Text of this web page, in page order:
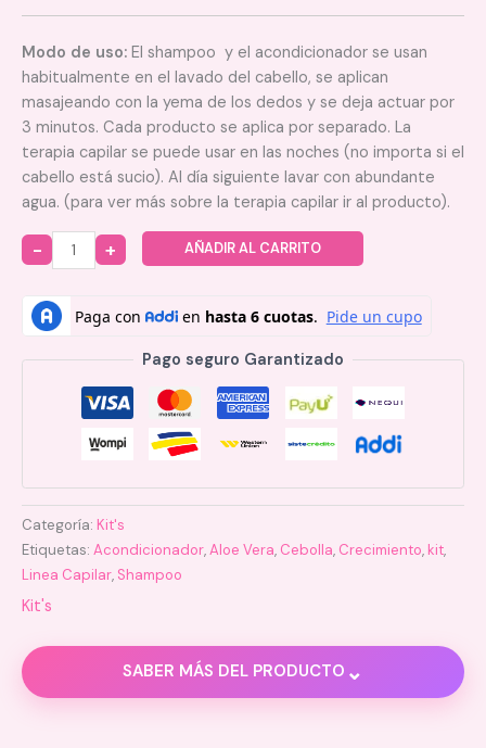
Modo de uso: El shampoo y el acondicionador se usan
habitualmente en el lavado del cabello, se aplican
masajeando con la yema de los dedos y se deja actuar por
3 minutos. Cada producto se aplica por separado. La
terapia capilar se puede usar en las noches (no importa si el
cabello está sucio). Al día siguiente lavar con abundante
agua. (para ver más sobre la terapia capilar ir al producto).
Quantity
AÑADIR AL CARRITO
Pago seguro Garantizado
Categoría: Kit's
Etiquetas: Acondicionador,Aloe Vera, Cebolla, Crecimiento, kit,
Linea Capilar, Shampoo
Kit's
SABER MÁS DEL PRODUCTO ⌄